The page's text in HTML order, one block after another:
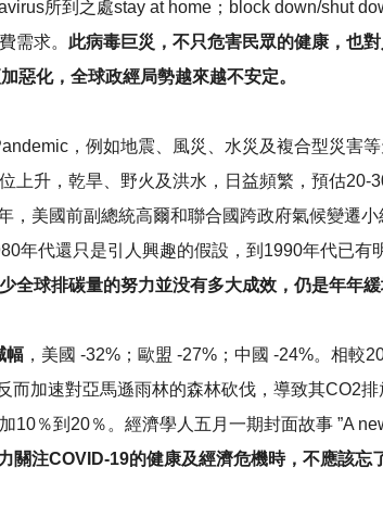
所到之處stay at home；block down/shut
需求。 此病毒巨災，不只危害民眾的健康，也
化，全球政經局勢越來越不安定。
，例如地震、風災、水災及複合型災害
升，乾旱、野火及洪水，日益頻繁，預估20-
美國前副總統高爾和聯合國跨政府氣候變遷
年代還只是引人興趣的假設，到1990年代已有
全球排碳量的努力並没有多大成效，仍是年年緩
幅 ，美國 -32%；歐盟 -27%；中國 -24%。相較
加速對亞馬遜雨林的森林砍伐，導致其CO2
％到20％。經濟學人五月一期封面故事 ”A
關注COVID-19的健康及經濟危機時，不應該忘